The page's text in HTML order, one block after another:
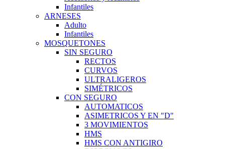
Infantiles
ARNESES
Adulto
Infantiles
MOSQUETONES
SIN SEGURO
RECTOS
CURVOS
ULTRALIGEROS
SIMÉTRICOS
CON SEGURO
AUTOMATICOS
ASIMETRICOS Y EN "D"
3 MOVIMIENTOS
HMS
HMS CON ANTIGIRO